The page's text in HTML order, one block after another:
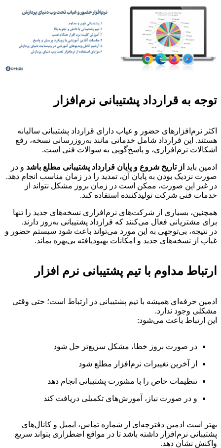
توجه به قرارداد پشتیبانی نرم‌افزار
اکثر نرم‌افزارهای حضور و غیاب دارای قرارداد پشتیبانی سالیانه
هستند. این قرارداد شامل خدماتی مانند به‌روزرسانی نسخه، رفع
اشکالات نرم‌افزاری، و پاسخ‌گویی به سوالات فنی است.
ادمین باید از تاریخ شروع و پایان قرارداد پشتیبانی مطلع باشد و در
صورت نزدیک بودن به پایان آن، تمدید را در زمان مناسب انجام دهد.
در غیر این صورت، ممکن است در زمان بروز مشکل نتواند از
خدمات فنی شرکت تولیدکننده استفاده کند.
همچنین، بسیاری از شرکت‌های نرم‌افزاری نسخه‌های جدید را تنها
برای مشتریانی فعال می‌کنند که قرارداد پشتیبانی به‌روز دارند.
در نتیجه، بی‌توجهی به این مورد می‌تواند باعث شود سیستم حضور و
غیاب از نسخه‌های جدید و امکانات بهبود‌یافته بی‌بهره بماند.
ارتباط مداوم با تیم پشتیبانی نرم افزار
ادمین حرفه‌ای همیشه با تیم پشتیبانی در ارتباط است؛ حتی وقتی
مشکلی وجود ندارد.
این ارتباط باعث می‌شود:
در صورت بروز خطا، مشکل سریع‌تر حل شود
از آخرین تغییرات نرم‌افزار مطلع شود
تنظیمات خاص را با مشورت پشتیبانی انجام دهد
و در صورت نیاز، آموزش‌های تکمیلی دریافت کند
بهتر است ادمین دفترچه‌ای از شماره تماس، ایمیل و کانال‌های
پشتیبانی نرم‌افزار داشته باشد تا در مواقع اضطراری بتواند سریع
واکنش نشان دهد.